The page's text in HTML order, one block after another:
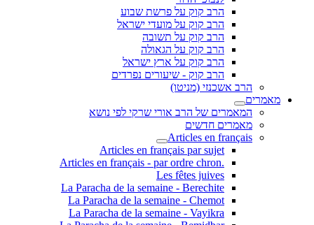
הרב קוק על פרשת שבוע
הרב קוק על מועדי ישראל
הרב קוק על תשובה
הרב קוק על הגאולה
הרב קוק על ארץ ישראל
הרב קוק - שיעורים נפרדים
הרב אשכנזי (מניטו)
מאמרים
המאמרים של הרב אורי שרקי לפי נושא
מאמרים חדשים
Articles en français
Articles en français par sujet
.Articles en français - par ordre chron
Les fêtes juives
La Paracha de la semaine - Berechite
La Paracha de la semaine - Chemot
La Paracha de la semaine - Vayikra